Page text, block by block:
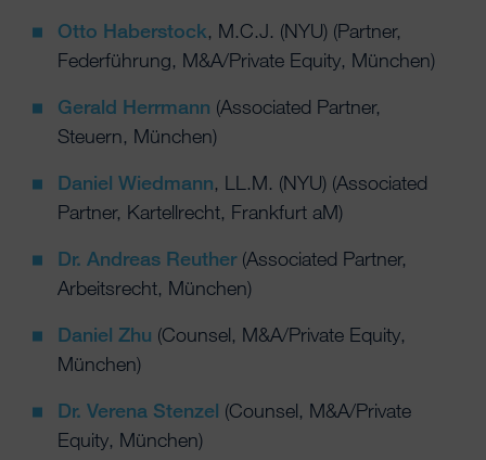
Otto Haberstock, M.C.J. (NYU) (Partner,
Federführung, M&A/Private Equity, München)
Gerald Herrmann (Associated Partner,
Steuern, München)
Daniel Wiedmann, LL.M. (NYU) (Associated
Partner, Kartellrecht, Frankfurt aM)
Dr. Andreas Reuther(Associated Partner,
Arbeitsrecht, München)
Daniel Zhu (Counsel, M&A/Private Equity,
München)
Dr. Verena Stenzel (Counsel, M&A/Private
Equity, München)